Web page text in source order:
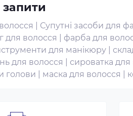
Супутні засоби для
для волосся фарба для
для манікюру
для волосся сироватка для
голови
маска для волосся